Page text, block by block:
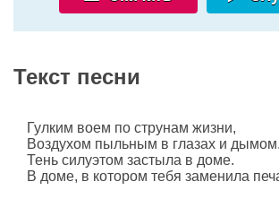
Текст песни
Гулким воем по струнам жизни,
Воздухом пыльным в глазах и дымом.
Тень силуэтом застыла в доме.
В доме, в котором тебя заменила